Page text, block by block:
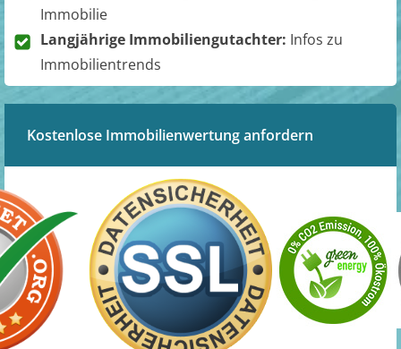
Immobilie
Langjährige Immobiliengutachter: Infos zu
Immobilientrends
Kostenlose Immobilienwertung anfordern